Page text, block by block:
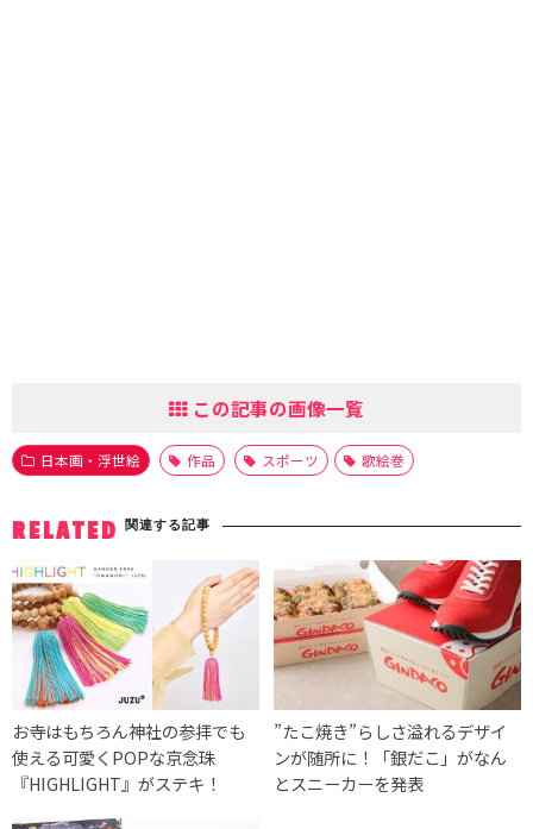
この記事の画像一覧
日本画・浮世絵 作品 スポーツ 歌絵巻
RELATED 関連する記事
お寺はもちろん神社の参拝でも
使える可愛くPOPな京念珠
『HIGHLIGHT』がステキ！
”たこ焼き”らしさ溢れるデザイ
ンが随所に！「銀だこ」がなん
とスニーカーを発表